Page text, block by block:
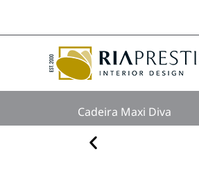
Cadeira Maxi Diva